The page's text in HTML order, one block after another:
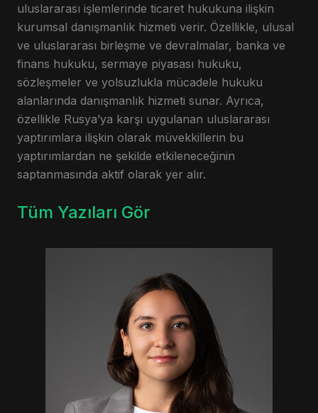
uluslararası işlemlerinde ticaret hukukuna ilişkin
kurumsal danışmanlık hizmeti verir. Özellikle, ulusal
ve uluslararası birleşme ve devralmalar, banka ve
finans hukuku, sermaye piyasası hukuku,
sözleşmeler ve yolsuzlukla mücadele hukuku
alanlarında danışmanlık hizmeti sunar. Ayrıca,
özellikle Rusya’ya karşı uygulanan uluslararası
yaptırımlara ilişkin olarak müvekkillerin bu
yaptırımlardan ne şekilde etkileneceğinin
saptanmasında aktif olarak yer alır.
Tüm Yazıları Gör